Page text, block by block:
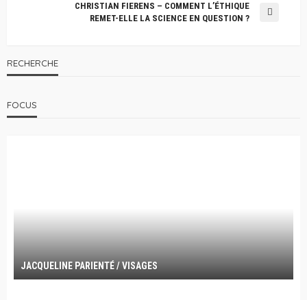
CHRISTIAN FIERENS – COMMENT L’ÉTHIQUE
REMET-ELLE LA SCIENCE EN QUESTION ?
RECHERCHE
FOCUS
JACQUELINE PARIENTÉ / VISAGES